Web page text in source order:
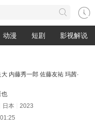
动漫 短剧 影视解说
大 内藤秀一郎 佐藤友祐 玛茜·
也
日本
2023